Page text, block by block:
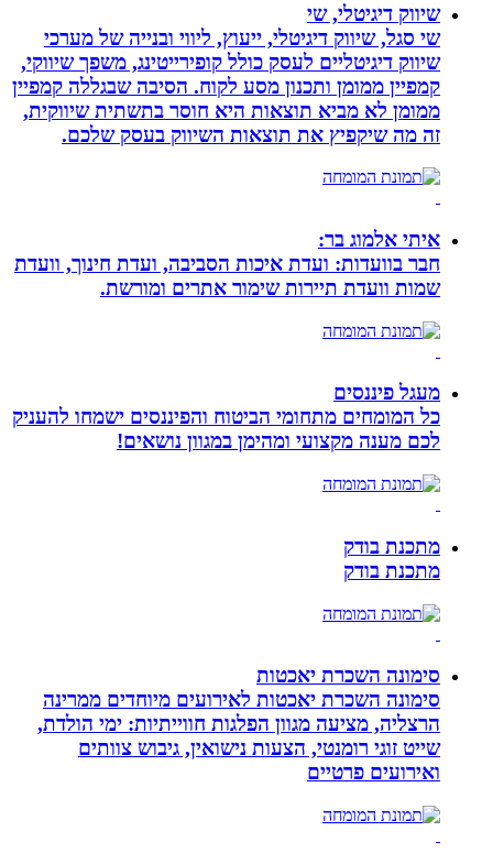
שיווק דיגיטלי, שי
שי סגל, שיווק דיגיטלי, ייעוץ, ליווי ובנייה של מערכי
שיווק דיגיטליים לעסק כולל קופירייטינג, משפך שיווקי,
קמפיין ממומן ותכנון מסע לקוח. הסיבה שבגללה קמפיין
ממומן לא מביא תוצאות היא חוסר בתשתית שיווקית,
זה מה שיקפיץ את תוצאות השיווק בעסק שלכם.
איתי אלמוג בר:
חבר בוועדות: ועדת איכות הסביבה, ועדת חינוך, וועדת
שמות וועדת תיירות שימור אתרים ומורשת.
מעגל פיננסים
כל המומחים מתחומי הביטוח והפיננסים ישמחו להעניק
לכם מענה מקצועי ומהימן במגוון נושאים!
מתכנת בודק
מתכנת בודק
סימונה השכרת יאכטות
סימונה השכרת יאכטות לאירועים מיוחדים ממרינה
הרצליה, מציעה מגוון הפלגות חווייתיות: ימי הולדת,
שייט זוגי רומנטי, הצעות נישואין, גיבוש צוותים
ואירועים פרטיים